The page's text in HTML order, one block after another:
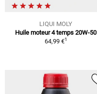
LIQUI MOLY
Huile moteur 4 temps 20W-50
64,99 €1